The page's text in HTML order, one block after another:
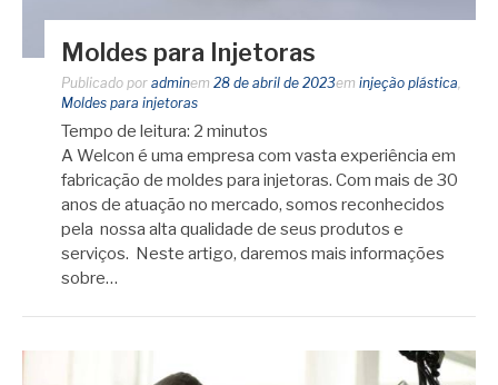
Moldes para Injetoras
Publicado por adminem 28 de abril de 2023em injeção plástica,
Moldes para injetoras
Tempo de leitura: 2 minutos
A Welcon é uma empresa com vasta experiência em
fabricação de moldes para injetoras. Com mais de 30
anos de atuação no mercado, somos reconhecidos
pela nossa alta qualidade de seus produtos e
serviços. Neste artigo, daremos mais informações
sobre…